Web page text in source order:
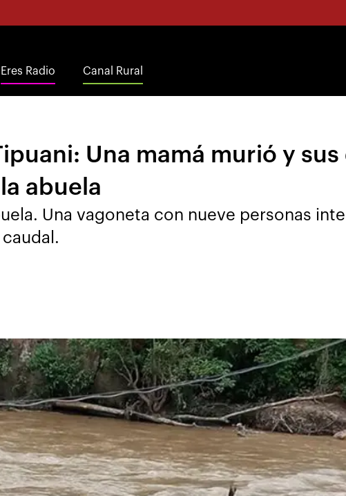
Eres Radio Canal Rural
Una mamá murió y sus
abuela
Una vagoneta con nueve personas